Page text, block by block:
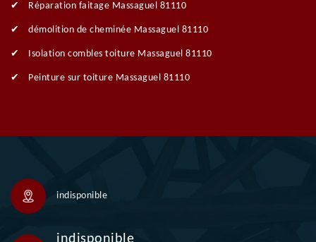
Réparation faitage Massaguel 81110
démolition de cheminée Massaguel 81110
Isolation combles toiture Massaguel 81110
Peinture sur toiture Massaguel 81110
indisponible